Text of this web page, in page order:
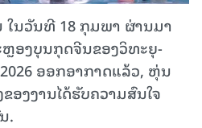
ໃນວັນທີ 18 ກຸມພາ ຜ່ານມາ
ອງບຸນກຸດຈີນຂອງວິທະຍຸ-
ອອກອາກາດແລ້ວ, ຫຸ່ນ
ງງານໄດ້ຮັບຄວາມສົນໃຈ
.